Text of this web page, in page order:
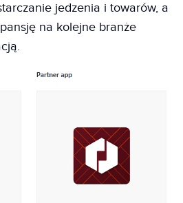
jedzenia i towarów, a
na kolejne branże